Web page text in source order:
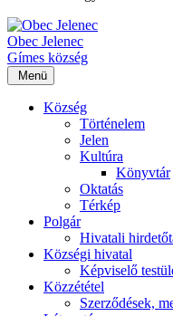
Obec Jelenec
Gímes község
Menü
Község
Történelem
Jelen
Kultúra
Könyvtár
Oktatás
Térkép
Polgár
Hivatali
Községi hivatal
Képviselő
Közzététel
Szerződések,